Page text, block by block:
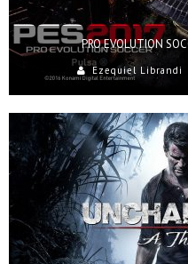
PRO EVOLUTION
Ezequiel Librandi